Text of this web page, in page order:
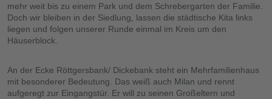
mehr weit bis zu einem Park und dem Schrebergarten der Familie.
Doch wir bleiben in der Siedlung, lassen die städtische Kita links
liegen und folgen unserer Runde einmal im Kreis um den
Häuserblock.
An der Ecke Röttgersbank/ Dickebank steht ein Mehrfamilienhaus
mit besonderer Bedeutung. Das weiß auch Milan und rennt
aufgeregt zur Eingangstür. Er will zu seinen Großeltern und